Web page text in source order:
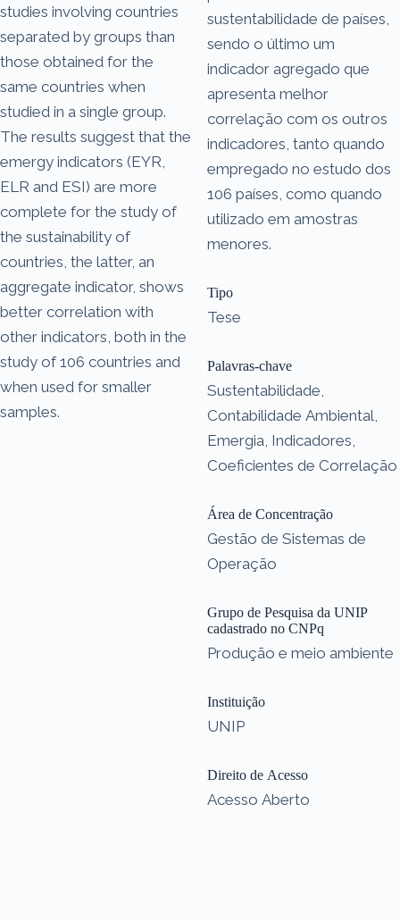
studies involving countries
separated by groups than
those obtained for the
same countries when
studied in a single group.
The results suggest that the
emergy indicators (EYR,
ELR and ESI) are more
complete for the study of
the sustainability of
countries, the latter, an
aggregate indicator, shows
better correlation with
other indicators, both in the
study of 106 countries and
when used for smaller
samples.
sustentabilidade de países,
sendo o último um
indicador agregado que
apresenta melhor
correlação com os outros
indicadores, tanto quando
empregado no estudo dos
106 países, como quando
utilizado em amostras
menores.
Tipo
Tese
Palavras-chave
Sustentabilidade,
Contabilidade Ambiental,
Emergia, Indicadores,
Coeficientes de Correlação
Área de Concentração
Gestão de Sistemas de
Operação
Grupo de Pesquisa da UNIP
cadastrado no CNPq
Produção e meio ambiente
Instituição
UNIP
Direito de Acesso
Acesso Aberto